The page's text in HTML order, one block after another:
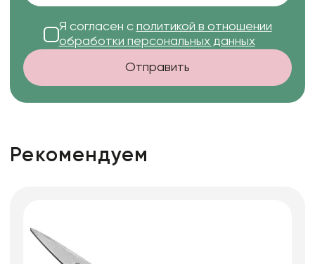
Я согласен с политикой в отношении
обработки персональных данных
Отправить
Рекомендуем